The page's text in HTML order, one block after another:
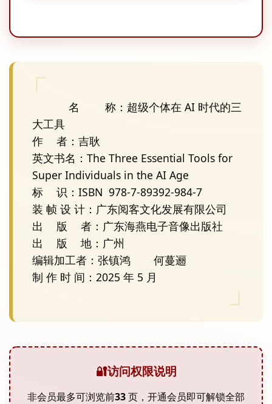
大工具
作	者：吉耿
英文书名：The Three Essential Tools for
Super Individuals in the AI Age
标	识：ISBN  978-7-89392-984-7
装 帧 设 计：广东阅客文化发展有限公司
出	版	者：广东海燕电子音像出版社
出	版	地：广州
编辑加工者：张镇鸿	何蔓逦
制 作 时 间：2025 年 5 月
🔐访问权限说明
非会员最多可浏览前33页，开通会员即可解锁全部